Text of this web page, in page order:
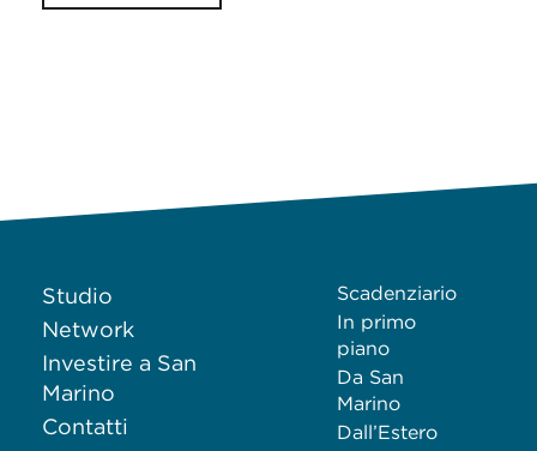
Studio
Network
Investire a San
Marino
Contatti
Scadenziario
In primo
piano
Da San
Marino
Dall’Estero